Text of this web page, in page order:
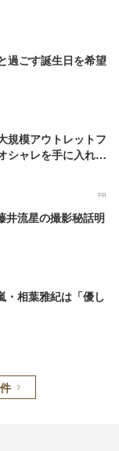
過ごす誕生日を希望
規模アウトレットフ
ャレを手に入れよ
PR
井流星の撮影秘話明
・相葉雅紀は「優し